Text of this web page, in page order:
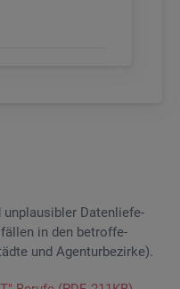
un­plau­si­bler Da­ten­lie­fe­
in den be­trof­fe­
und Agen­tur­be­zir­ke).